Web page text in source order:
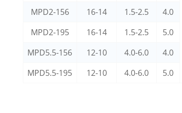
MPD2-156
16-14 1.5-2.5 4.0
MPD2-195
16-14 1.5-2.5 5.0
MPD5.5-156
12-10 4.0-6.0 4.0
MPD5.5-195
12-10 4.0-6.0 5.0